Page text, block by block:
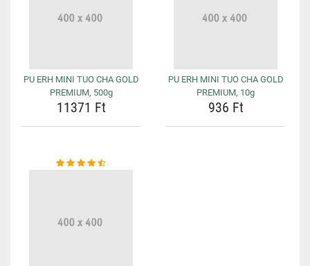
PU ERH MINI TUO CHA GOLD
PREMIUM, 500g
11371 Ft
PU ERH MINI TUO CHA GOLD
PREMIUM, 10g
936 Ft